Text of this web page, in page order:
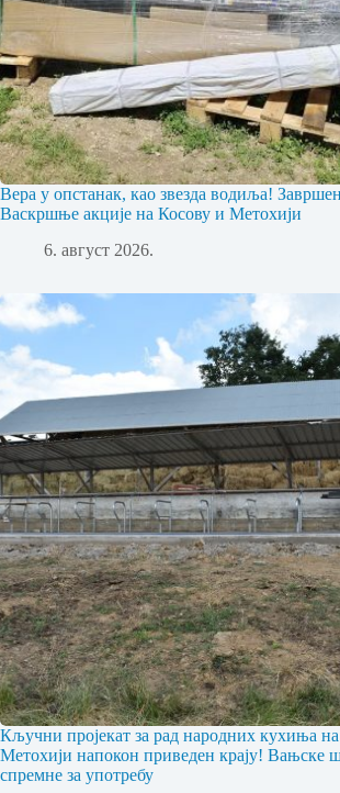
Вера у опстанак, као звезда водиља!
Васкршње акције на Косову и Метохији
6. август 2026.
Кључни пројекат за рад народних кухиња
Метохији напокон приведен крају! Вањске
спремне за употребу